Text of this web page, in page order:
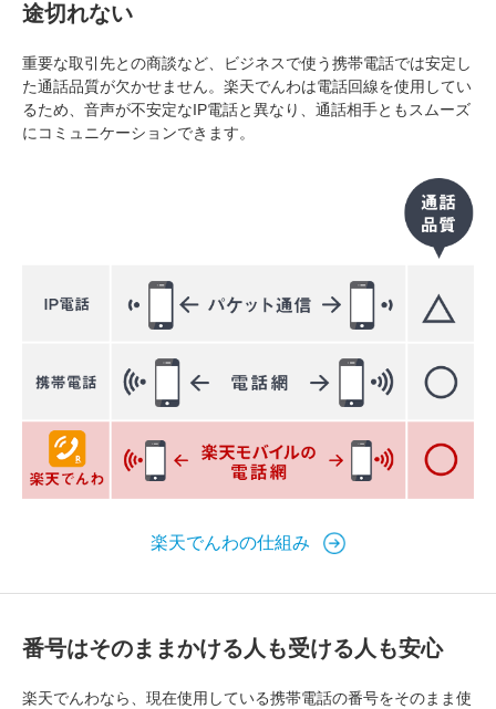
途切れない
重要な取引先との商談など、ビジネスで使う携帯電話では安定し
た通話品質が欠かせません。楽天でんわは電話回線を使用してい
るため、音声が不安定なIP電話と異なり、通話相手ともスムーズ
にコミュニケーションできます。
楽天でんわの仕組み
番号はそのままかける人も受ける人も安心
楽天でんわなら、現在使用している携帯電話の番号をそのまま使